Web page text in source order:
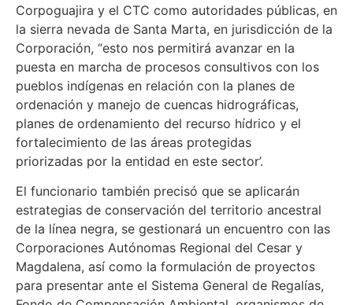
Corpoguajira y el CTC como autoridades públicas, en
la sierra nevada de Santa Marta, en jurisdicción de la
Corporación, “esto nos permitirá avanzar en la
puesta en marcha de procesos consultivos con los
pueblos indígenas en relación con la planes de
ordenación y manejo de cuencas hidrográficas,
planes de ordenamiento del recurso hídrico y el
fortalecimiento de las áreas protegidas
priorizadas por la entidad en este sector’.
El funcionario también precisó que se aplicarán
estrategias de conservación del territorio ancestral
de la línea negra, se gestionará un encuentro con las
Corporaciones Autónomas Regional del Cesar y
Magdalena, así como la formulación de proyectos
para presentar ante el Sistema General de Regalías,